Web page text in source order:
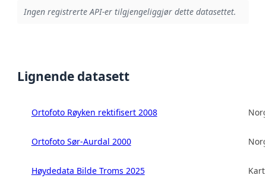
Ingen registrerte API-er tilgjengeliggjør dette datasettet.
Lignende datasett
Ortofoto Røyken rektifisert 2008
Ortofoto Sør-Aurdal 2000
Høydedata Bilde Troms 2025